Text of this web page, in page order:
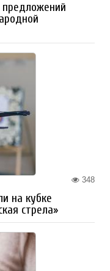
предложений
348
на кубке
стрела»